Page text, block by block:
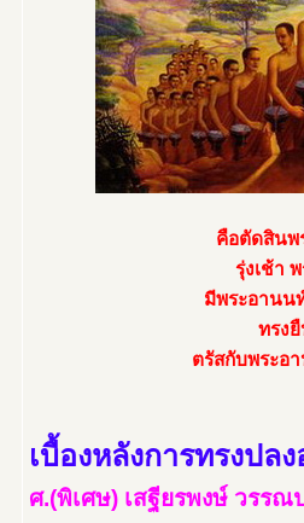
คือตัดสินพ
รุ่งเช้า
มีพระอานน
ทรง
ตรัสกับพระอ
เบื้องหลังการทรงปล
ศ.(พิเศษ) เสฐียรพงษ์ วรร